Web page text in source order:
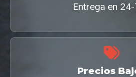
Entrega en
Precios